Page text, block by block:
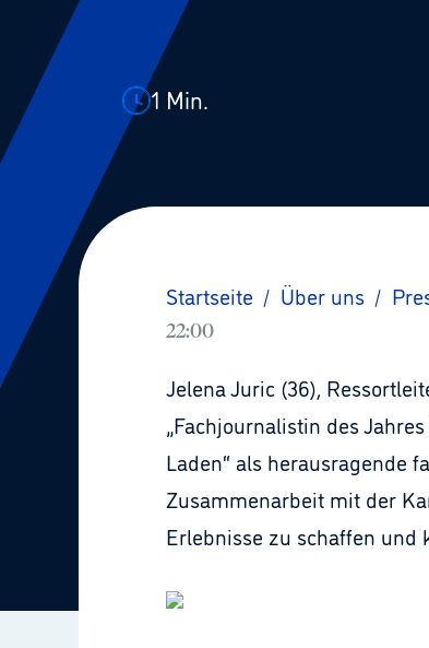
1 Min.
Startseite / Über uns /
22:00
Jelena Juric (36),
„Fachjournalistin des
Laden“ als herausragende
Zusammenarbeit mit der
Erlebnisse zu schaffen und